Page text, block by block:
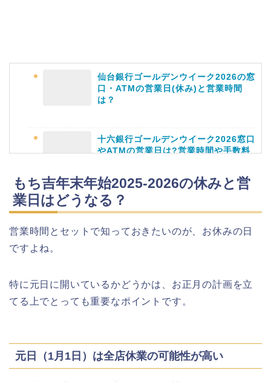
仙台銀行ゴールデンウイーク2026の窓
口・ATMの営業日(休み)と営業時間
は？
十六銀行ゴールデンウイーク2026窓口
やATMの営業日は?営業時間や手数料
業日や休みは?ATM手数料も調査!
千葉銀行ゴールデンウィーク2026の
ATMの営業日(休み)まとめ!
海遊館GW(ゴールデンウィーク)の混
雑(混み具合)状況はどうなる?
もち吉年末年始2025-2026の休みと営
業日はどうなる？
営業時間とセットで知っておきたいのが、お休みの日
ですよね。
特に元日に開いているかどうかは、お正月の計画を立
てる上でとっても重要なポイントです。
元日（1月1日）は全店休業の可能性が高い